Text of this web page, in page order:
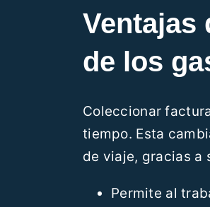
Ventajas
de los
Coleccionar
tiempo. Esta
de viaje, gracias a
Permite al